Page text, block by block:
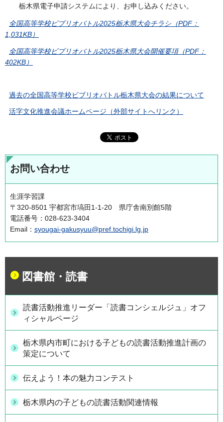
栃木県電子申請システムにより、お申し込みください。
全国高等学校ビブリオバトル2025栃木県大会チラシ（PDF：
1,031KB）
全国高等学校ビブリオバトル2025栃木県大会開催要項（PDF：
402KB）
過去の全国高等学校ビブリオバトル栃木県大会の結果について
活字文化推進会議ホームページ（外部サイトへリンク）
お問い合わせ
生涯学習課
〒320-8501 宇都宮市塙田1-1-20 県庁舎南別館5階
電話番号：028-623-3404
Email： syougai-gakusyuu@pref.tochigi.lg.jp
図書館・読書
読書活動推進リーダー「読書コンシェルジュ」オフ
ィシャルページ
栃木県内市町における子どもの読書活動推進計画の
策定について
伝えよう！本の魅力コンテスト
栃木県内の子どもの読書活動関連情報